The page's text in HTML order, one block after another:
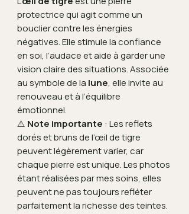
protectrice qui agit comme un
bouclier contre les énergies
négatives. Elle stimule la confiance
en soi, l’audace et aide à garder une
vision claire des situations. Associée
au symbole de la lune, elle invite au
renouveau et à l’équilibre
émotionnel.
⚠️ Note importante : Les reflets
dorés et bruns de l’œil de tigre
peuvent légèrement varier, car
chaque pierre est unique. Les photos
étant réalisées par mes soins, elles
peuvent ne pas toujours refléter
parfaitement la richesse des teintes.